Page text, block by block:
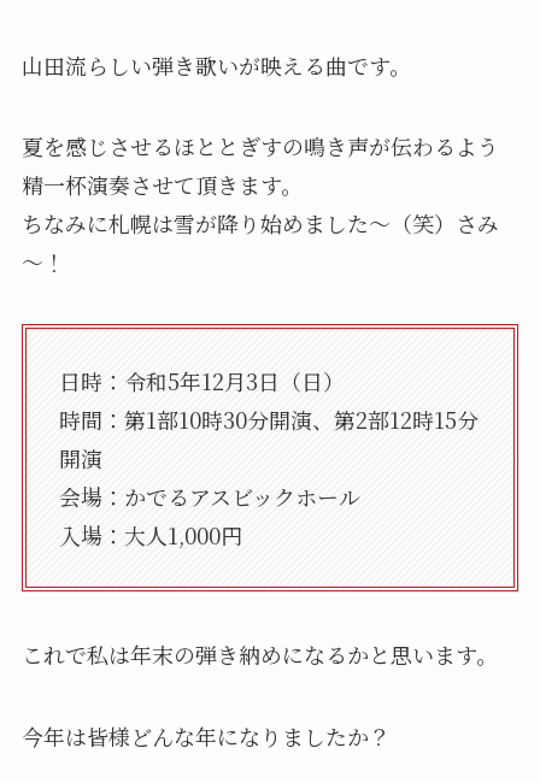
山田流らしい弾き歌いが映える曲です。
夏を感じさせるほととぎすの鳴き声が伝わるよう
精一杯演奏させて頂きます。
ちなみに札幌は雪が降り始めました～（笑）さみ
～！
日時：令和5年12月3日（日）
時間：第1部10時30分開演、第2部12時15分
開演
会場：かでるアスビックホール
入場：大人1,000円
これで私は年末の弾き納めになるかと思います。
今年は皆様どんな年になりましたか？